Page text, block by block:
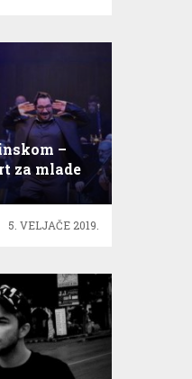
–
za mlade
5. VELJAČE 2019.